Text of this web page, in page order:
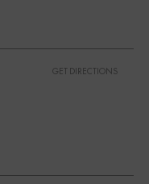
GET DIRECTIONS